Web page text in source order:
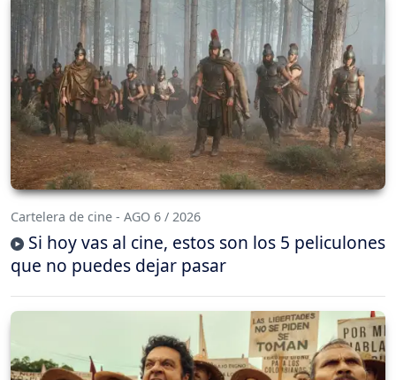
Cartelera de cine - AGO 6 / 2026
Si hoy vas al cine, estos son los 5 peliculones
que no puedes dejar pasar